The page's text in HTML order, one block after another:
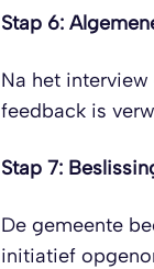
Stap 6:
Na het
feedback is
Stap 7:
De gemeente
initiatief